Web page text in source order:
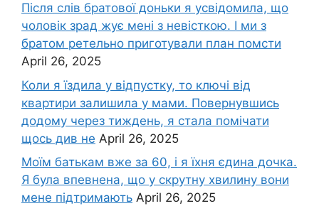
Після слів братової доньки я усвідомила, що
чоловік зpад жує мені з невісткою. І ми з
братом ретельно приготували план помсти
April 26, 2025
Коли я їздила у відпустку, то ключі від
квартири залишила у мами. Повернувшись
додому через тиждень, я стала помічати
щось див не April 26, 2025
Моїм батькам вже за 60, і я їхня єдина дочка.
Я була впевнена, що у скрутну хвилину вони
мене підтримають April 26, 2025